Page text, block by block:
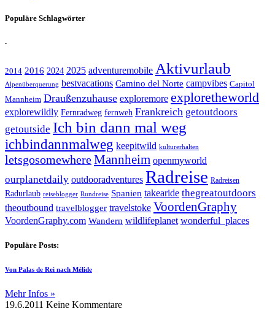
Populäre Schlagwörter
.
2014 2016 2024 2025 adventuremobile Aktivurlaub
Alpenüberquerung bestvacations Camino del Norte campvibes Capitol
Mannheim Draußenzuhause exploremore exploretheworld
explorewildly Fernradweg fernweh Frankreich getoutdoors
getoutside Ich bin dann mal weg
ichbindannmalweg keepitwild kulturerhalten
letsgosomewhereMannheim openmyworld
ourplanetdaily outdooradventures Radreise Radreisen
Radurlaub reiseblogger Rundreise Spanien takearide thegreatoutdoors
theoutbound travelblogger travelstoke VoordenGraphy
VoordenGraphy.com Wandern wildlifeplanet wonderful_places
Populäre Posts:
Von Palas de Rei nach Mélide
Mehr Infos »
19.6.2011 Keine Kommentare